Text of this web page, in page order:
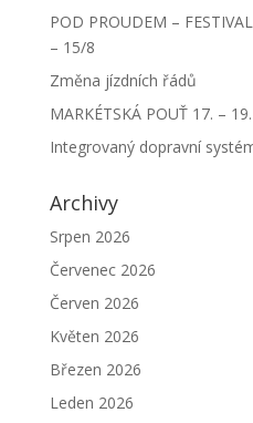
POD PROUDEM –
– 15/8
Změna jízdních řádů
MARKÉTSKÁ POUŤ 17. –
Integrovaný dopravní
Archivy
Srpen 2026
Červenec 2026
Červen 2026
Květen 2026
Březen 2026
Leden 2026